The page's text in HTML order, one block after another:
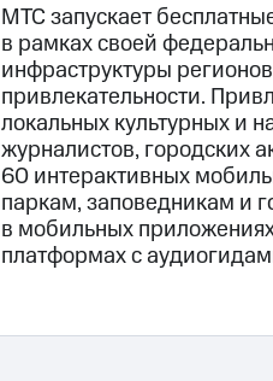
МТС запускает
в рамках своей
инфраструктуры
привлекательности.
локальных культурных и
журналистов, городских
60 интерактивных
паркам, заповедникам и
в мобильных
платформах с